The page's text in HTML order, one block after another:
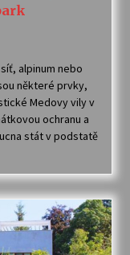
alpinum nebo
některé prvky,
Medovy vily v
ochranu a
stát v podstatě